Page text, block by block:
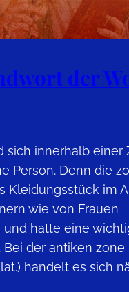
der
sich innerhalb einer
Person. Denn die
Kleidungsstück im
wie von Frauen
hatte eine
der antiken zone
handelt es sich